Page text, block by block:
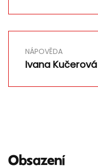
NÁPOVĚDA
Ivana Kučerová
Obsazení